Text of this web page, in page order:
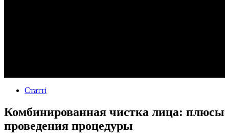
Статті
Комбинированная чистка лица: плюсы
проведения процедуры